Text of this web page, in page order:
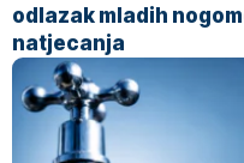
odlazak mladih
natjecanja